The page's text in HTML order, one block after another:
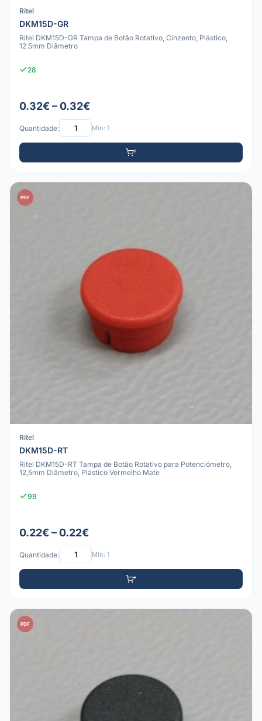
Ritel
DKM15D-GR
Ritel DKM15D-GR Tampa de Botão Rotativo, Cinzento, Plástico,
12.5mm Diâmetro
28
0.32€ – 0.32€
Quantidade: Mín: 1
PDF
Ritel
DKM15D-RT
Ritel DKM15D-RT Tampa de Botão Rotativo para Potenciómetro,
12,5mm Diâmetro, Plástico Vermelho Mate
99
0.22€ – 0.22€
Quantidade: Mín: 1
PDF